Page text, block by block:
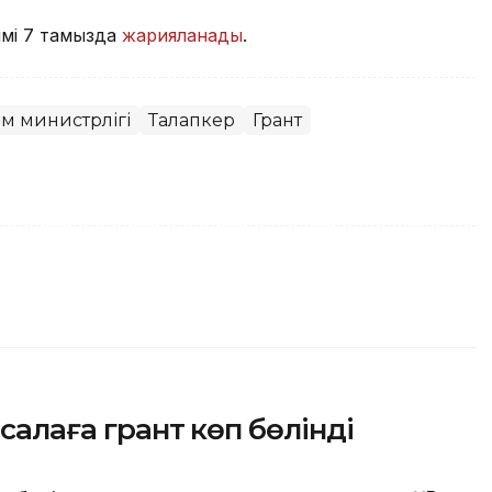
7 тамызда жарияланады.
министрлігі Талапкер Грант
грант көп бөлінді